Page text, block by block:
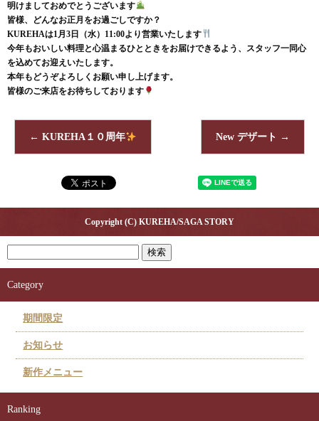
明けましておめでとうございます
皆様、どんなお正月をお過ごしですか？
KUREHAは1月3日（水）11:00より営業いたします
今年もおいしい料理と心温まるひとときをお届けできるよう、 スタッフ一同心
を込めてお迎えいたします。
本年もどうぞよろしくお願い申し上げます。
皆様のご来店をお待ちしております
← KUREHA１０周年 New デザート →
Copyright (C) KUREHA/SAGA STORY
Category
期間限定
お知らせ
新作メニュー
Ranking